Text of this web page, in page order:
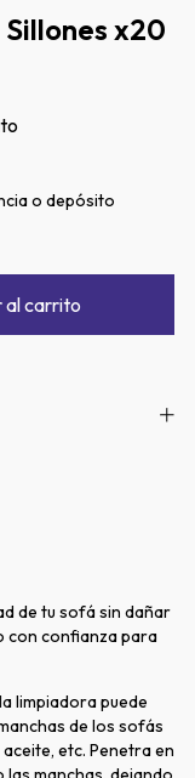
x20
o depósito
de tu sofá sin dañar
con confianza para
limpiadora puede
de los sofás
etc. Penetra en